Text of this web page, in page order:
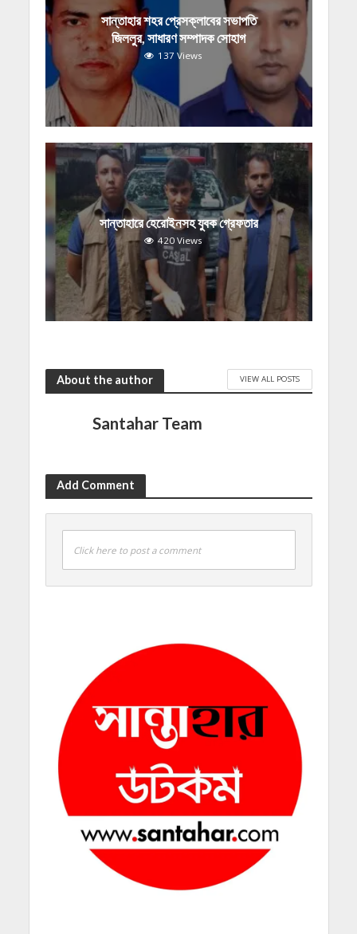
সান্তাহার শহর প্রেসক্লাবের সভাপতি
জিললুর, সাধারণ সম্পাদক সোহাগ
137 Views
সান্তাহারে হেরোইনসহ যুবক গ্রেফতার
420 Views
About the author VIEW ALL POSTS
Santahar Team
Add Comment
Click here to post a comment